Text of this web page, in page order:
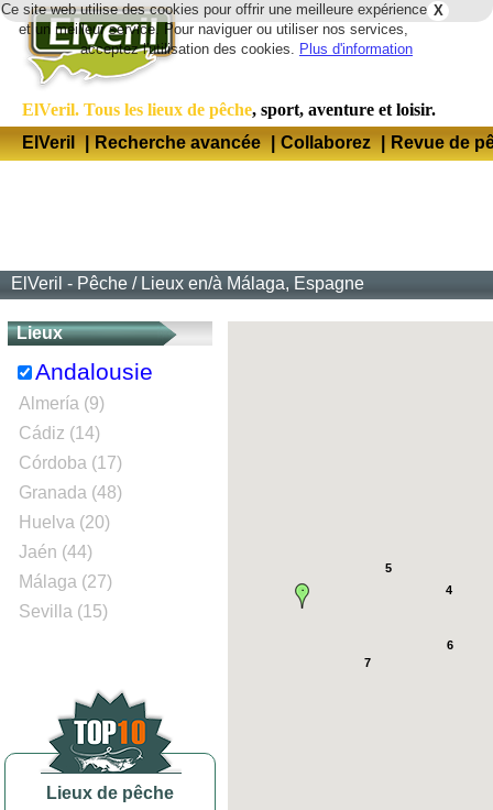
X
Ce site web utilise des cookies pour offrir une meilleure expérience
et un meilleur service. Pour naviguer ou utiliser nos services,
acceptez l'utilisation des cookies. Plus d'information
ElVeril. Tous les lieux de pêche, sport, aventure et loisir.
ElVeril
| Recherche avancée | Collaborez | Revue de
ElVeril - Pêche / Lieux en/à Málaga, Espagne
Lieux
Andalousie
Almería (9)
Cádiz (14)
Córdoba (17)
Granada (48)
Huelva (20)
Jaén (44)
Málaga (27)
Sevilla (15)
Lieux de pêche
4
5
7
6